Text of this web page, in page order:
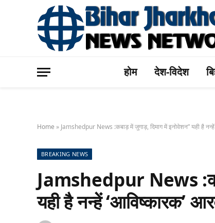
होम देश-विदेश
Home » Jamshedpur News :कबाड़ में जुगाड़, दिमाग में इनोवेशन” यही है
BREAKING NEWS
Jamshedpur News
यही है नन्हें ‘आविष्कारक’